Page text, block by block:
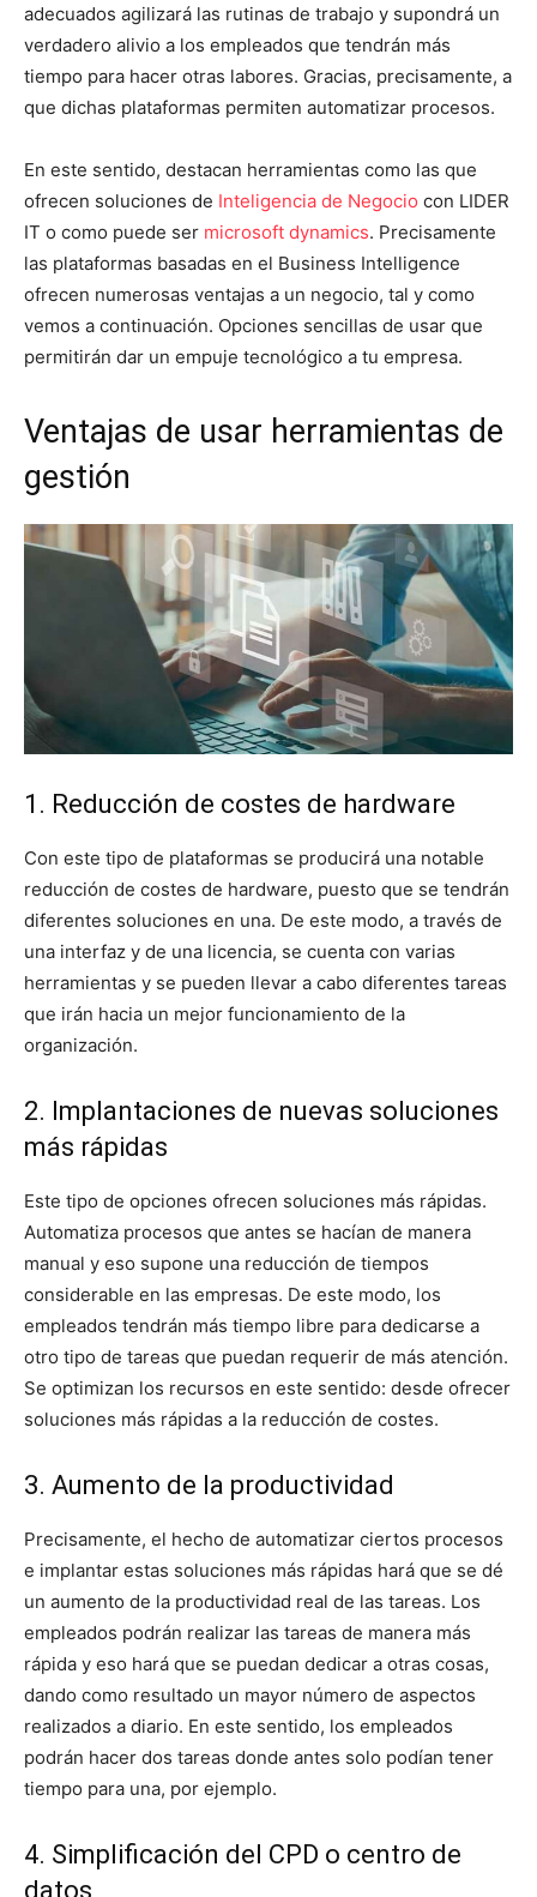
adecuados agilizará las rutinas de trabajo y supondrá un
verdadero alivio a los empleados que tendrán más
tiempo para hacer otras labores. Gracias, precisamente, a
que dichas plataformas permiten automatizar procesos.
En este sentido, destacan herramientas como las que
ofrecen soluciones de Inteligencia de Negocio con LIDER
IT o como puede ser microsoft dynamics. Precisamente
las plataformas basadas en el Business Intelligence
ofrecen numerosas ventajas a un negocio, tal y como
vemos a continuación. Opciones sencillas de usar que
permitirán dar un empuje tecnológico a tu empresa.
Ventajas de usar herramientas de
gestión
1. Reducción de costes de hardware
Con este tipo de plataformas se producirá una notable
reducción de costes de hardware, puesto que se tendrán
diferentes soluciones en una. De este modo, a través de
una interfaz y de una licencia, se cuenta con varias
herramientas y se pueden llevar a cabo diferentes tareas
que irán hacia un mejor funcionamiento de la
organización.
2. Implantaciones de nuevas soluciones
más rápidas
Este tipo de opciones ofrecen soluciones más rápidas.
Automatiza procesos que antes se hacían de manera
manual y eso supone una reducción de tiempos
considerable en las empresas. De este modo, los
empleados tendrán más tiempo libre para dedicarse a
otro tipo de tareas que puedan requerir de más atención.
Se optimizan los recursos en este sentido: desde ofrecer
soluciones más rápidas a la reducción de costes.
3. Aumento de la productividad
Precisamente, el hecho de automatizar ciertos procesos
e implantar estas soluciones más rápidas hará que se dé
un aumento de la productividad real de las tareas. Los
empleados podrán realizar las tareas de manera más
rápida y eso hará que se puedan dedicar a otras cosas,
dando como resultado un mayor número de aspectos
realizados a diario. En este sentido, los empleados
podrán hacer dos tareas donde antes solo podían tener
tiempo para una, por ejemplo.
4. Simplificación del CPD o centro de
datos